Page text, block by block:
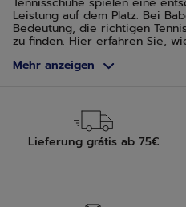
Leistung auf dem Platz. Bei
Bedeutung, die richtigen
zu finden. Hier erfahren Sie,
Untergrunds, auf dem Sie
Hartplätze wählen Sie
Unterstützung bieten. Rasen-
Schuhe mit gutem Grip und
Mehr anzeigen
Lieferung grátis ab 75€